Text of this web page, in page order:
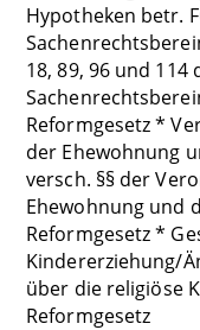
Hypotheken betr.
18, 89, 96 und 114
Reformgesetz *
der Ehewohnung
versch. §§ der
Ehewohnung und
Reformgesetz *
Kindererziehung/
über die religiöse
Reformgesetz